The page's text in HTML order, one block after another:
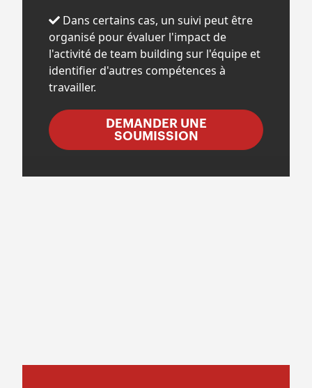
Dans certains cas, un suivi peut être
organisé pour évaluer l'impact de
l'activité de team building sur l'équipe et
identifier d'autres compétences à
travailler.
DEMANDER UNE
SOUMISSION